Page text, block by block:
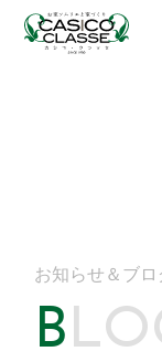
お知らせ＆ブロ